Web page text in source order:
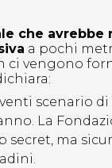
che
a pochi
ci vengono
scenario di
La
secret, ma